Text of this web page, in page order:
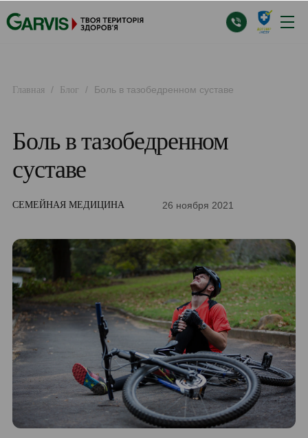
Главная / Блог / Боль в тазобедренном суставе
Боль в тазобедренном
суставе
СЕМЕЙНАЯ МЕДИЦИНА 26 ноября 2021